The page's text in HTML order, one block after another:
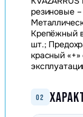
резиновые
Крепёжный
шт.;
красный
02